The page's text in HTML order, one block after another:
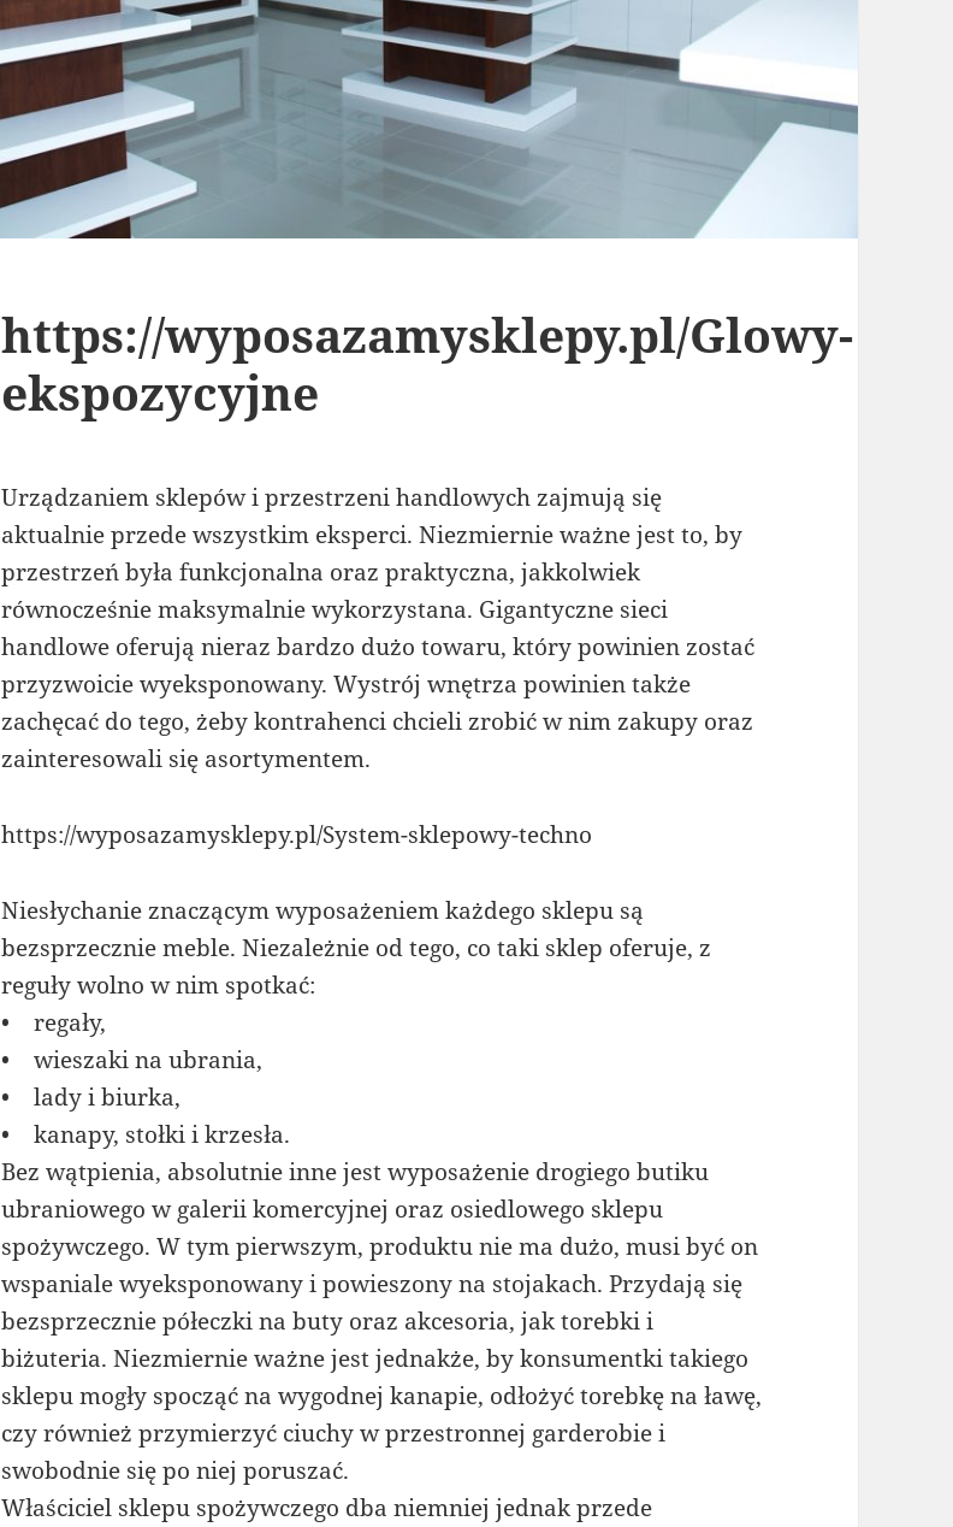
https://wyposazamysklepy.pl/Glowy-
ekspozycyjne
Urządzaniem sklepów i przestrzeni handlowych zajmują się
aktualnie przede wszystkim eksperci. Niezmiernie ważne jest to, by
przestrzeń była funkcjonalna oraz praktyczna, jakkolwiek
równocześnie maksymalnie wykorzystana. Gigantyczne sieci
handlowe oferują nieraz bardzo dużo towaru, który powinien zostać
przyzwoicie wyeksponowany. Wystrój wnętrza powinien także
zachęcać do tego, żeby kontrahenci chcieli zrobić w nim zakupy oraz
zainteresowali się asortymentem.
https://wyposazamysklepy.pl/System-sklepowy-techno
Niesłychanie znaczącym wyposażeniem każdego sklepu są
bezsprzecznie meble. Niezależnie od tego, co taki sklep oferuje, z
reguły wolno w nim spotkać:
• regały,
• wieszaki na ubrania,
• lady i biurka,
• kanapy, stołki i krzesła.
Bez wątpienia, absolutnie inne jest wyposażenie drogiego butiku
ubraniowego w galerii komercyjnej oraz osiedlowego sklepu
spożywczego. W tym pierwszym, produktu nie ma dużo, musi być on
wspaniale wyeksponowany i powieszony na stojakach. Przydają się
bezsprzecznie półeczki na buty oraz akcesoria, jak torebki i
biżuteria. Niezmiernie ważne jest jednakże, by konsumentki takiego
sklepu mogły spocząć na wygodnej kanapie, odłożyć torebkę na ławę,
czy również przymierzyć ciuchy w przestronnej garderobie i
swobodnie się po niej poruszać.
Właściciel sklepu spożywczego dba niemniej jednak przede